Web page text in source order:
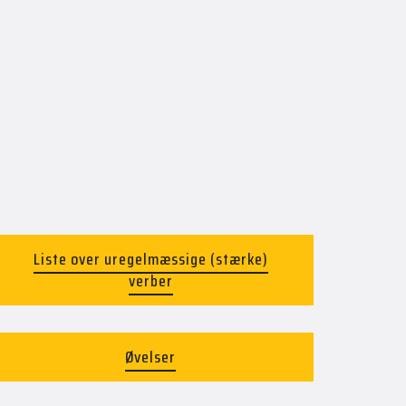
Liste over uregelmæssige (stærke)
verber
Øvelser